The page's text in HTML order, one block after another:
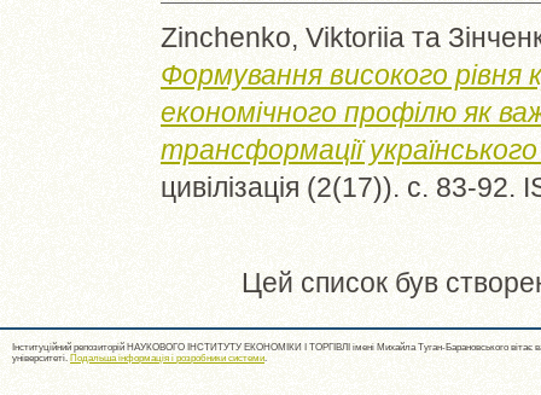
Zinchenko, Viktoriia та
Формування високого
економічного профілю як
трансформації
цивілізація (2(17)). с. 83-92.
Цей список був
Інституційний репозиторій НАУКОВОГО ІНСТИТУТУ ЕКОНОМІКИ І ТОРГІВЛІ імені Михайла Туган-Барановського вітає
університеті. Подальша інформація і розробники системи